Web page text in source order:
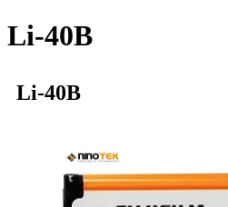
Li-40B
Li-40B